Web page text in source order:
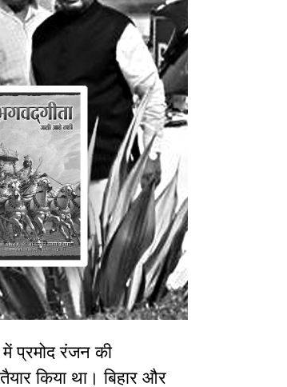
प्रमोद रंजन की
किया था। बिहार और